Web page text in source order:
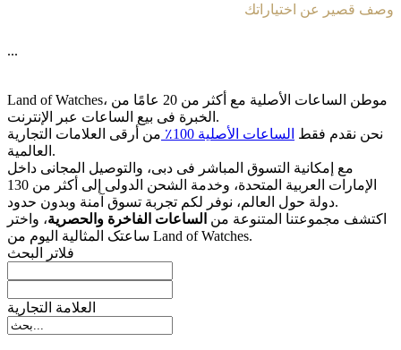
وصف قصير عن اختياراتك
...
Land of Watches، موطن الساعات الأصلیة مع أکثر من 20 عامًا من
الخبرة فی بیع الساعات عبر الإنترنت.
نحن نقدم فقط الساعات الأصلیة 100٪
من أرقى العلامات التجاریة
العالمیة.
مع إمکانیة التسوق المباشر فی دبی، والتوصیل المجانی داخل
الإمارات العربیة المتحدة، وخدمة الشحن الدولی إلى أکثر من 130
دولة حول العالم، نوفر لکم تجربة تسوق آمنة وبدون حدود.
اکتشف مجموعتنا المتنوعة من الساعات الفاخرة والحصریة، واختر
ساعتک المثالیة الیوم من Land of Watches.
فلاتر البحث
العلامة التجارية